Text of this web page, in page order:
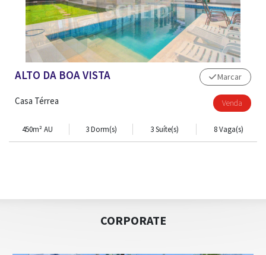
ALTO DA BOA VISTA
Casa Térrea
Marcar
Venda
450m² AU 3 Dorm(s) 3 Suíte(s) 8 Vaga(s)
CORPORATE